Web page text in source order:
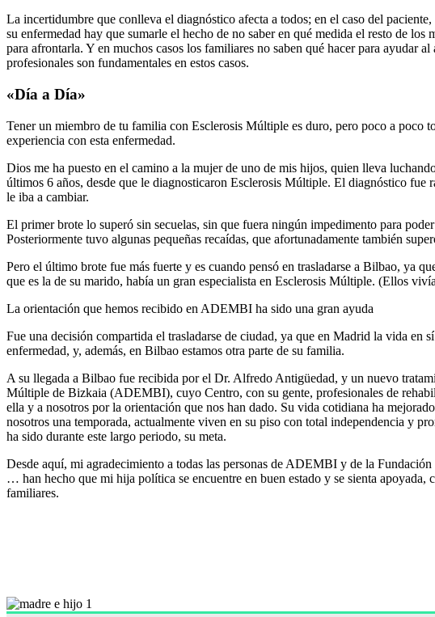
La incertidumbre que conlleva el diagnóstico afecta a todos; en el caso del
su enfermedad hay que sumarle el hecho de no saber en qué medida el resto de
para afrontarla. Y en muchos casos los familiares no saben qué hacer para ayudar
profesionales son fundamentales en estos casos.
«Día a Día»
Tener un miembro de tu familia con Esclerosis Múltiple es duro, pero poco a poco
experiencia con esta enfermedad.
Dios me ha puesto en el camino a la mujer de uno de mis hijos, quien lleva
últimos 6 años, desde que le diagnosticaron Esclerosis Múltiple. El diagnóstico fue
le iba a cambiar.
El primer brote lo superó sin secuelas, sin que fuera ningún impedimento para
Posteriormente tuvo algunas pequeñas recaídas, que afortunadamente también
Pero el último brote fue más fuerte y es cuando pensó en trasladarse a Bilbao, ya
que es la de su marido, había un gran especialista en Esclerosis Múltiple. (Ellos
La orientación que hemos recibido en ADEMBI ha sido una gran ayuda
Fue una decisión compartida el trasladarse de ciudad, ya que en Madrid la vida en
enfermedad, y, además, en Bilbao estamos otra parte de su familia.
A su llegada a Bilbao fue recibida por el Dr. Alfredo Antigüedad, y un nuevo
Múltiple de Bizkaia (ADEMBI), cuyo Centro, con su gente, profesionales de
ella y a nosotros por la orientación que nos han dado. Su vida cotidiana ha
nosotros una temporada, actualmente viven en su piso con total independencia y
ha sido durante este largo periodo, su meta.
Desde aquí, mi agradecimiento a todas las personas de ADEMBI y de la
… han hecho que mi hija política se encuentre en buen estado y se sienta apoyada,
familiares.